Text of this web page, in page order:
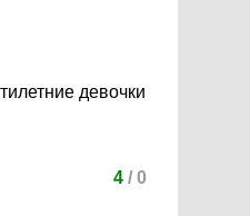
девочки
4/ 0